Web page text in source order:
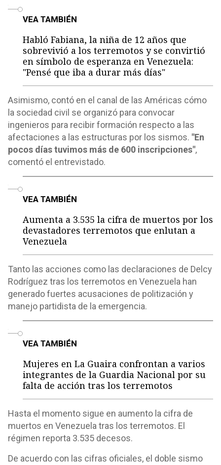
VEA TAMBIÉN
Habló Fabiana, la niña de 12 años que
sobrevivió a los terremotos y se convirtió
en símbolo de esperanza en Venezuela:
"Pensé que iba a durar más días"
Asimismo, contó en el canal de las Américas cómo
la sociedad civil se organizó para convocar
ingenieros para recibir formación respecto a las
afectaciones a las estructuras por los sismos. "En
pocos días tuvimos más de 600 inscripciones",
comentó el entrevistado.
VEA TAMBIÉN
Aumenta a 3.535 la cifra de muertos por los
devastadores terremotos que enlutan a
Venezuela
Tanto las acciones como las declaraciones de Delcy
Rodríguez tras los terremotos en Venezuela han
generado fuertes acusaciones de politización y
manejo partidista de la emergencia.
VEA TAMBIÉN
Mujeres en La Guaira confrontan a varios
integrantes de la Guardia Nacional por su
falta de acción tras los terremotos
Hasta el momento sigue en aumento la cifra de
muertos en Venezuela tras los terremotos. El
régimen reporta 3.535 decesos.
De acuerdo con las cifras oficiales, el doble sismo